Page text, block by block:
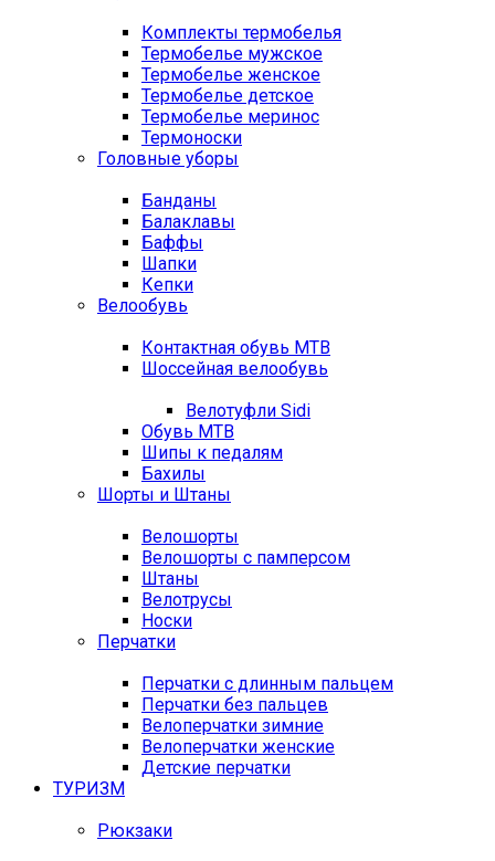
Комплекты термобелья
Термобелье мужское
Термобелье женское
Термобелье детское
Термобелье меринос
Термоноски
Головные уборы
Банданы
Балаклавы
Баффы
Шапки
Кепки
Велообувь
Контактная обувь MTB
Шоссейная велообувь
Велотуфли Sidi
Обувь MTB
Шипы к педалям
Бахилы
Шорты и Штаны
Велошорты
Велошорты с памперсом
Штаны
Велотрусы
Носки
Перчатки
Перчатки с длинным пальцем
Перчатки без пальцев
Велоперчатки зимние
Велоперчатки женские
Детские перчатки
ТУРИЗМ
Рюкзаки